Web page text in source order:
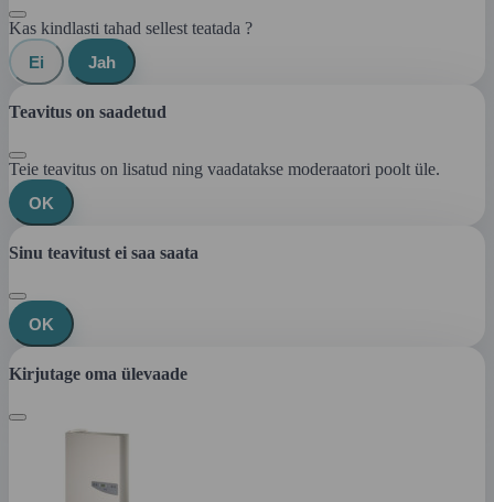
Kas kindlasti tahad sellest teatada ?
Ei
Jah
Teavitus on saadetud
Teie teavitus on lisatud ning vaadatakse moderaatori poolt üle.
OK
Sinu teavitust ei saa saata
OK
Kirjutage oma ülevaade